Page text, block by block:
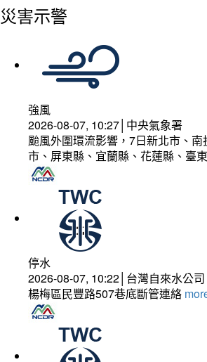
災害示警
強風
2026-08-07, 10:27│中央氣象署
颱風外圍環流影響，7日新北市、
市、屏東縣、宜蘭縣、花蓮縣、臺
停水
2026-08-07, 10:22│台灣自來水公司
楊梅區民豐路507巷底斷管連絡